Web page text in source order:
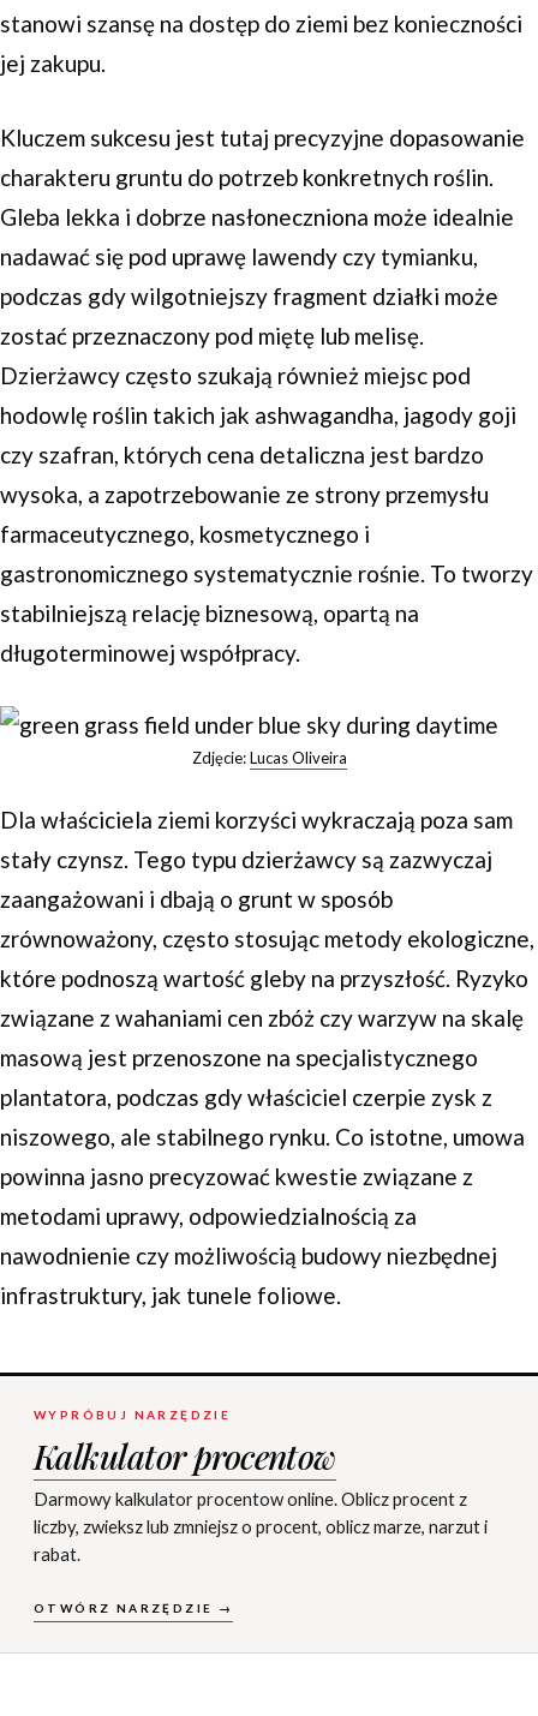
stanowi szansę na dostęp do ziemi bez konieczności
jej zakupu.
Kluczem sukcesu jest tutaj precyzyjne dopasowanie
charakteru gruntu do potrzeb konkretnych roślin.
Gleba lekka i dobrze nasłoneczniona może idealnie
nadawać się pod uprawę lawendy czy tymianku,
podczas gdy wilgotniejszy fragment działki może
zostać przeznaczony pod miętę lub melisę.
Dzierżawcy często szukają również miejsc pod
hodowlę roślin takich jak ashwagandha, jagody goji
czy szafran, których cena detaliczna jest bardzo
wysoka, a zapotrzebowanie ze strony przemysłu
farmaceutycznego, kosmetycznego i
gastronomicznego systematycznie rośnie. To tworzy
stabilniejszą relację biznesową, opartą na
długoterminowej współpracy.
Zdjęcie:Lucas Oliveira
Dla właściciela ziemi korzyści wykraczają poza sam
stały czynsz. Tego typu dzierżawcy są zazwyczaj
zaangażowani i dbają o grunt w sposób
zrównoważony, często stosując metody ekologiczne,
które podnoszą wartość gleby na przyszłość. Ryzyko
związane z wahaniami cen zbóż czy warzyw na skalę
masową jest przenoszone na specjalistycznego
plantatora, podczas gdy właściciel czerpie zysk z
niszowego, ale stabilnego rynku. Co istotne, umowa
powinna jasno precyzować kwestie związane z
metodami uprawy, odpowiedzialnością za
nawodnienie czy możliwością budowy niezbędnej
infrastruktury, jak tunele foliowe.
WYPRÓBUJ NARZĘDZIE
Kalkulator procentow
Darmowy kalkulator procentow online. Oblicz procent z
liczby, zwieksz lub zmniejsz o procent, oblicz marze, narzut i
rabat.
OTWÓRZ NARZĘDZIE →